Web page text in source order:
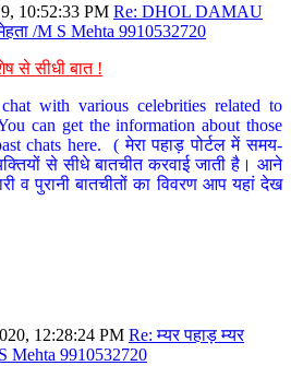
10:52:33 PM Re: DHOL DAMAU
/M S Mehta 9910532720
से सीधी बात !
with various celebrities related to
can get the information about those
chats here. ( मेरा पहाड़ पोर्टल में समय-
से सीधे बातचीत करवाई जाती है। आने
व पुरानी बातचीतों का विवरण आप यहां देख
12:28:24 PM Re: म्यर पहाड़ म्यर
Mehta 9910532720